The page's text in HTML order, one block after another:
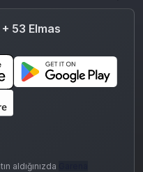
53 Elmas
aldığınızda